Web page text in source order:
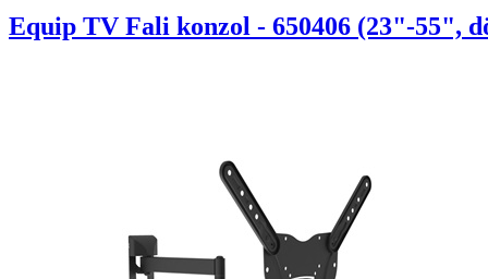
Equip TV Fali konzol - 650406 (23"-55",